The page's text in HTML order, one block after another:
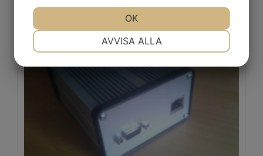
LED_KONTROLLER
STATISTIK
AVVISA ALLA
OK